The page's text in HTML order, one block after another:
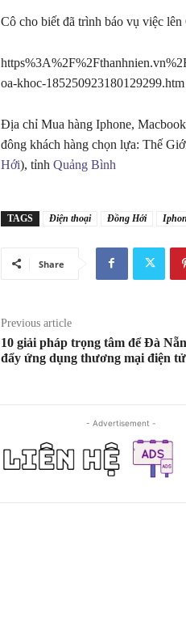
Cô cho biết đã trình báo vụ việc
oa-khoc-185250923180129299.htm
Địa chỉ Mua hàng Iphone,
đông khách hàng chọn lựa: Thế
Hới), tỉnh Quảng Bình
TAGS Điện thoại Đồng Hới
Share
Previous article
10 giải pháp trọng tâm để Đà
đẩy ứng dụng thương mại điện tử
- Advertisement -